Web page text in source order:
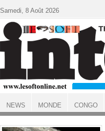
ACCUEIL
Samedi, 8 Août 2026
NEWS MONDE CONGO